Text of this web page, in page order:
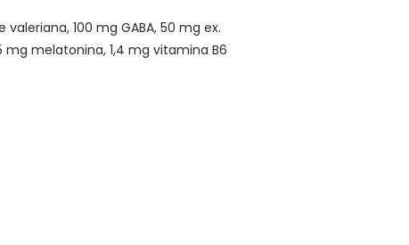
100 mg GABA, 50 mg ex.
mg melatonina, 1,4 mg vitamina B6